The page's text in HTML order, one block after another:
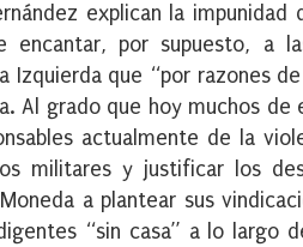
explican la impunidad
por supuesto, a
Izquierda que “por razones
Al grado que hoy muchos de
actualmente de la
militares y justificar los
a plantear sus
“sin casa” a lo largo